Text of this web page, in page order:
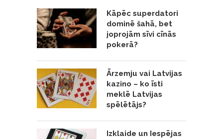
Kāpēc superdatori
dominē šahā, bet
joprojām sīvi cīnās
pokerā?
Ārzemju vai Latvijas
kazino – ko īsti
meklē Latvijas
spēlētājs?
Izklaide un Iespējas